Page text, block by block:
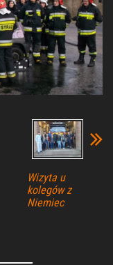
Wizyta u
kolegów z
Niemiec